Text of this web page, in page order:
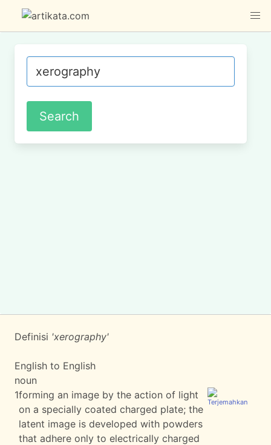
Definisi 'xerography'
English to English
noun
1forming an image by the action of light
on a specially coated charged plate; the
latent image is developed with powders
that adhere only to electrically charged